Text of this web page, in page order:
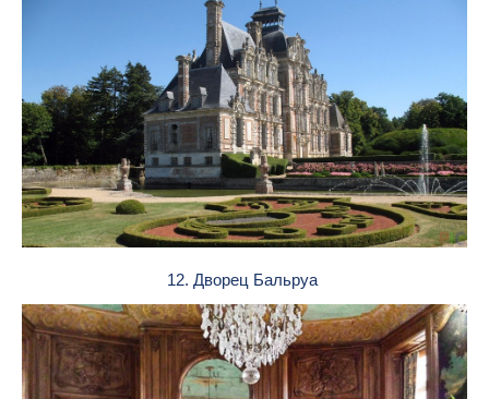
12. Дворец Бальруа